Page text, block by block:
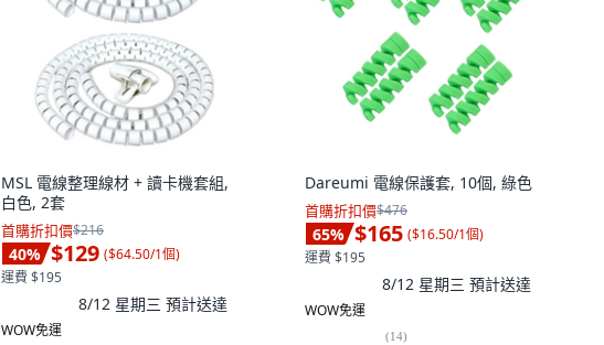
MSL 電線整理線材 + 讀卡機套組,
白色, 2套
首購折扣價$216
40% $129 ($64.50/1個)
運費 $195
8/12 星期三 預計送達
WOW免運
Dareumi 電線保護套, 10個, 綠色
首購折扣價$476
65% $165 ($16.50/1個)
運費 $195
8/12 星期三 預計送達
WOW免運
(14)